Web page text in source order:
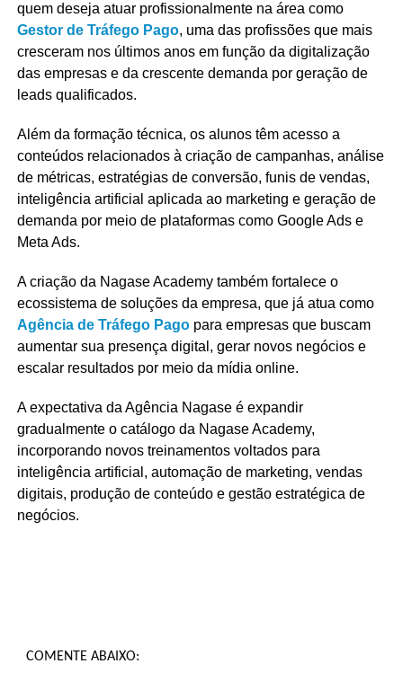
quem deseja atuar profissionalmente na área como
Gestor de Tráfego Pago, uma das profissões que mais
cresceram nos últimos anos em função da digitalização
das empresas e da crescente demanda por geração de
leads qualificados.
Além da formação técnica, os alunos têm acesso a
conteúdos relacionados à criação de campanhas, análise
de métricas, estratégias de conversão, funis de vendas,
inteligência artificial aplicada ao marketing e geração de
demanda por meio de plataformas como Google Ads e
Meta Ads.
A criação da Nagase Academy também fortalece o
ecossistema de soluções da empresa, que já atua como
Agência de Tráfego Pagopara empresas que buscam
aumentar sua presença digital, gerar novos negócios e
escalar resultados por meio da mídia online.
A expectativa da Agência Nagase é expandir
gradualmente o catálogo da Nagase Academy,
incorporando novos treinamentos voltados para
inteligência artificial, automação de marketing, vendas
digitais, produção de conteúdo e gestão estratégica de
negócios.
COMENTE ABAIXO: